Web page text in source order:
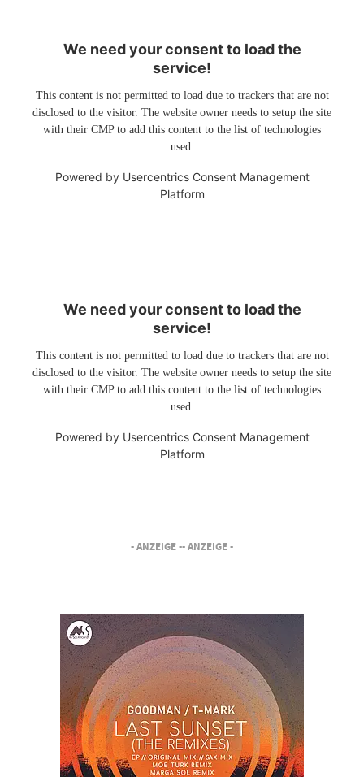
We need your consent to load the
service!
This content is not permitted to load due to trackers that are not
disclosed to the visitor. The website owner needs to setup the site
with their CMP to add this content to the list of technologies
used.
Powered by Usercentrics Consent Management
Platform
We need your consent to load the
service!
This content is not permitted to load due to trackers that are not
disclosed to the visitor. The website owner needs to setup the site
with their CMP to add this content to the list of technologies
used.
Powered by Usercentrics Consent Management
Platform
- ANZEIGE -- ANZEIGE -